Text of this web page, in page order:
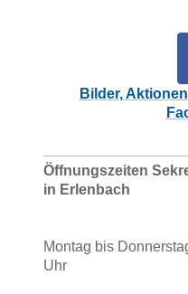
Bilder,
Öffnungszeiten
in Erlenbach
Montag bis
Uhr